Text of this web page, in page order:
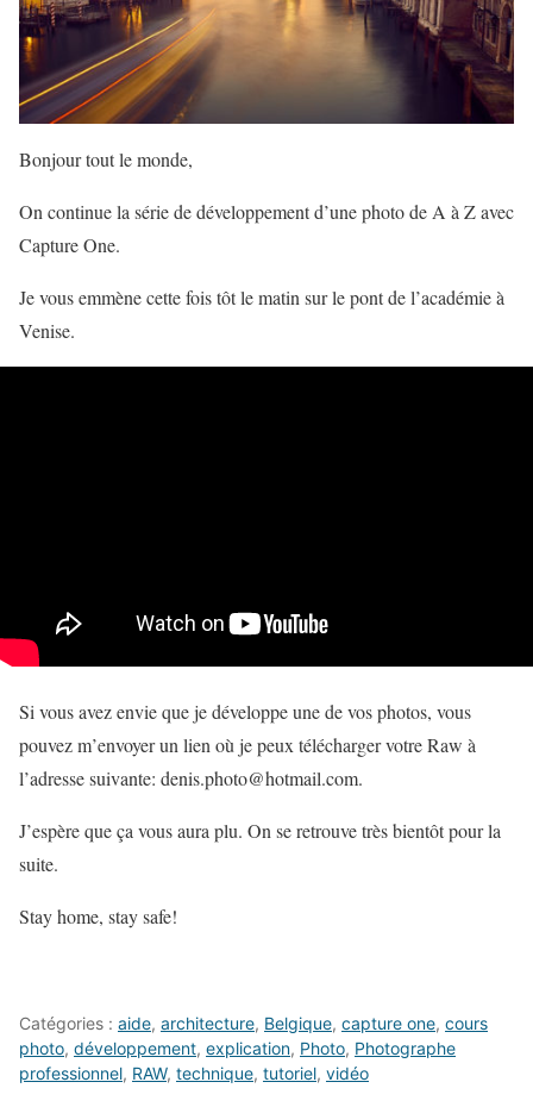
Bonjour tout le monde,
On continue la série de développement d’une photo de A à Z avec
Capture One.
Je vous emmène cette fois tôt le matin sur le pont de l’académie à
Venise.
Si vous avez envie que je développe une de vos photos, vous
pouvez m’envoyer un lien où je peux télécharger votre Raw à
l’adresse suivante: denis.photo@hotmail.com.
J’espère que ça vous aura plu. On se retrouve très bientôt pour la
suite.
Stay home, stay safe!
Catégories : aide, architecture, Belgique, capture one, cours
photo, développement, explication, Photo, Photographe
professionnel, RAW, technique, tutoriel, vidéo